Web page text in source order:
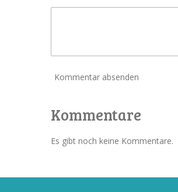
Kommentar absenden
Kommentare
Es gibt noch keine Kommentare.